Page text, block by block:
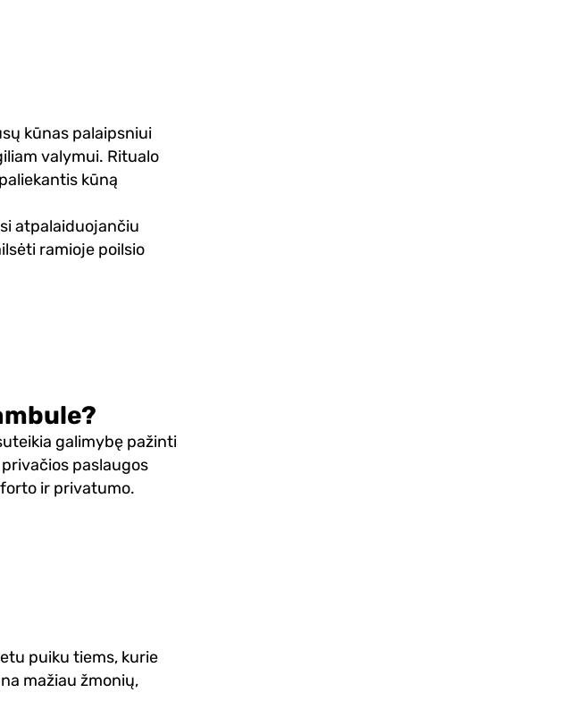
kūnas palaipsniui
valymui. Ritualo
kūną
atpalaiduojančiu
ramioje poilsio
galimybę pažinti
paslaugos
ir privatumo.
puiku tiems, kurie
mažiau žmonių,